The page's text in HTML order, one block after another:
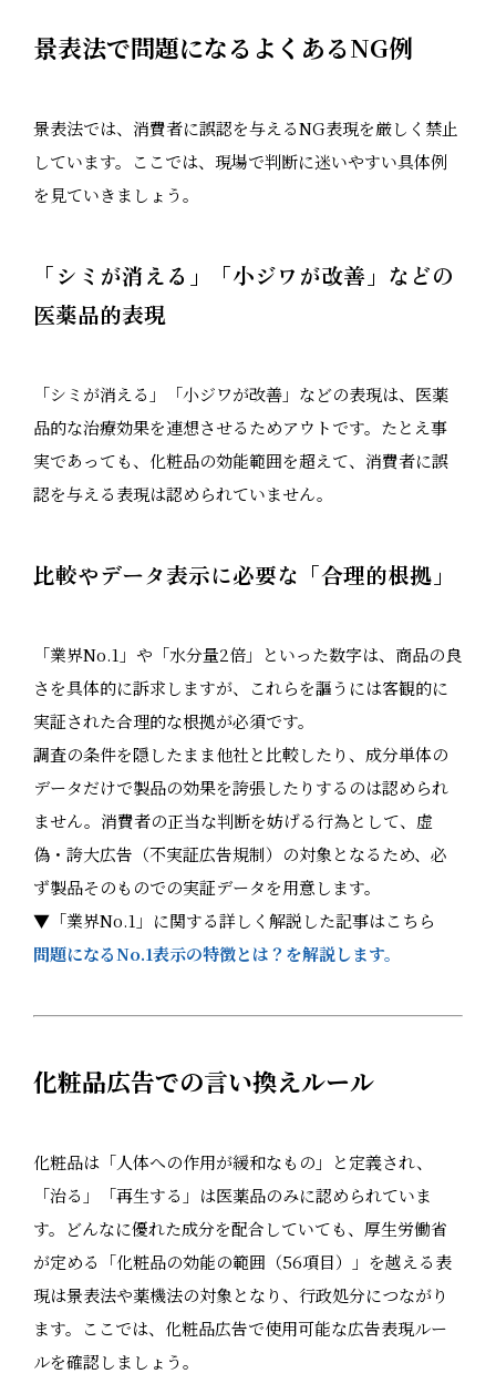
景表法で問題になるよくあるNG例
景表法では、消費者に誤認を与えるNG表現を厳しく禁止
しています。ここでは、現場で判断に迷いやすい具体例
を見ていきましょう。
「シミが消える」「小ジワが改善」などの
医薬品的表現
「シミが消える」「小ジワが改善」などの表現は、医薬
品的な治療効果を連想させるためアウトです。たとえ事
実であっても、化粧品の効能範囲を超えて、消費者に誤
認を与える表現は認められていません。
比較やデータ表示に必要な「合理的根拠」
「業界No.1」や「水分量2倍」といった数字は、商品の良
さを具体的に訴求しますが、これらを謳うには客観的に
実証された合理的な根拠が必須です。
調査の条件を隠したまま他社と比較したり、成分単体の
データだけで製品の効果を誇張したりするのは認められ
ません。消費者の正当な判断を妨げる行為として、虚
偽・誇大広告（不実証広告規制）の対象となるため、必
ず製品そのものでの実証データを用意します。
▼「業界No.1」に関する詳しく解説した記事はこちら
問題になるNo.1表示の特徴とは？を解説します。
化粧品広告での言い換えルール
化粧品は「人体への作用が緩和なもの」と定義され、
「治る」「再生する」は医薬品のみに認められていま
す。どんなに優れた成分を配合していても、厚生労働省
が定める「化粧品の効能の範囲（56項目）」を越える表
現は景表法や薬機法の対象となり、行政処分につながり
ます。ここでは、化粧品広告で使用可能な広告表現ルー
ルを確認しましょう。